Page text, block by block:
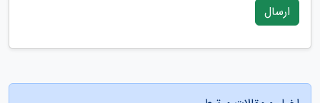
ارسال